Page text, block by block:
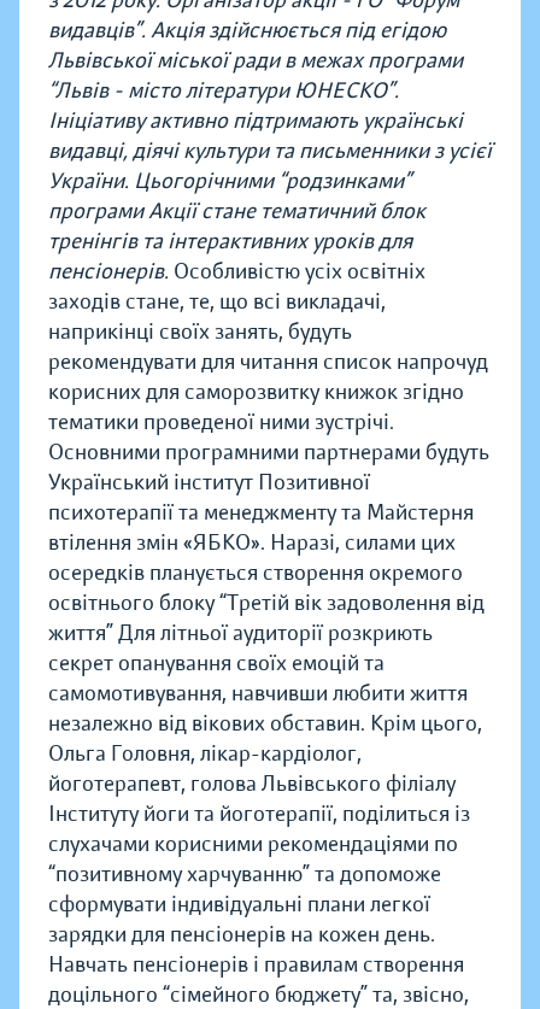
видавців”. Акція здійснюється під егідою
Львівської міської ради в межах програми
“Львів - місто літератури ЮНЕСКО”.
Ініціативу активно підтримають українські
видавці, діячі культури та письменники з усієї
України. Цьогорічними “родзинками”
програми Акції стане тематичний блок
тренінгів та інтерактивних уроків для
пенсіонерів. Особливістю усіх освітніх
заходів стане, те, що всі викладачі,
наприкінці своїх занять, будуть
рекомендувати для читання список напрочуд
корисних для саморозвитку книжок згідно
тематики проведеної ними зустрічі.
Основними програмними партнерами будуть
Український інститут Позитивної
психотерапії та менеджменту та Майстерня
втілення змін «ЯБКО». Наразі, силами цих
осередків планується створення окремого
освітнього блоку “Третій вік задоволення від
життя”Для літньої аудиторії розкриють
секрет опанування своїх емоцій та
самомотивування, навчивши любити життя
незалежно від вікових обставин. Крім цього,
Ольга Головня, лікар-кардіолог,
йоготерапевт, голова Львівського філіалу
Інституту йоги та йоготерапії, поділиться із
слухачами корисними рекомендаціями по
“позитивному харчуванню” та допоможе
сформувати індивідуальні плани легкої
зарядки для пенсіонерів на кожен день.
Навчать пенсіонерів і правилам створення
доцільного “сімейного бюджету” та, звісно,